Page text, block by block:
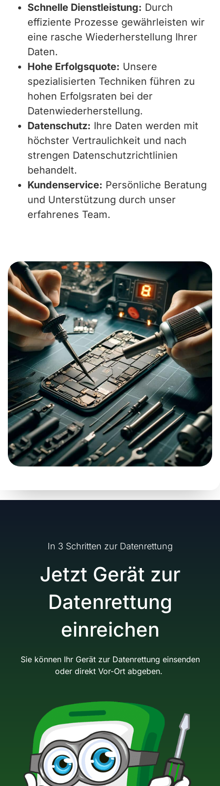
Schnelle Dienstleistung: Durch
effiziente Prozesse gewährleisten wir
eine rasche Wiederherstellung Ihrer
Daten.
Hohe Erfolgsquote: Unsere
spezialisierten Techniken führen zu
hohen Erfolgsraten bei der
Datenwiederherstellung.
Datenschutz: Ihre Daten werden mit
höchster Vertraulichkeit und nach
strengen Datenschutzrichtlinien
behandelt.
Kundenservice: Persönliche Beratung
und Unterstützung durch unser
erfahrenes Team.
In 3 Schritten zur Datenrettung
Jetzt Gerät zur
Datenrettung
einreichen
Sie können Ihr Gerät zur Datenrettung einsenden
oder direkt Vor-Ort abgeben.